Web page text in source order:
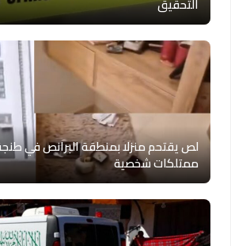
التحقيق
لص يقتحم منزلا بمنطقة البرانص في
ممتلكات شخصية